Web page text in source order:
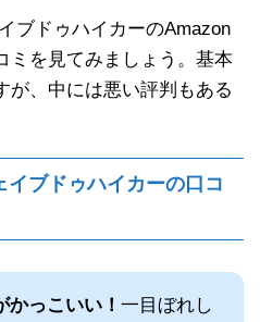
ブドゥハイカーのAmazon
ミを見てみましょう。基本
が、中には悪い評判もある
イブドゥハイカーの口コ
かっこいい！ 一目ぼれし